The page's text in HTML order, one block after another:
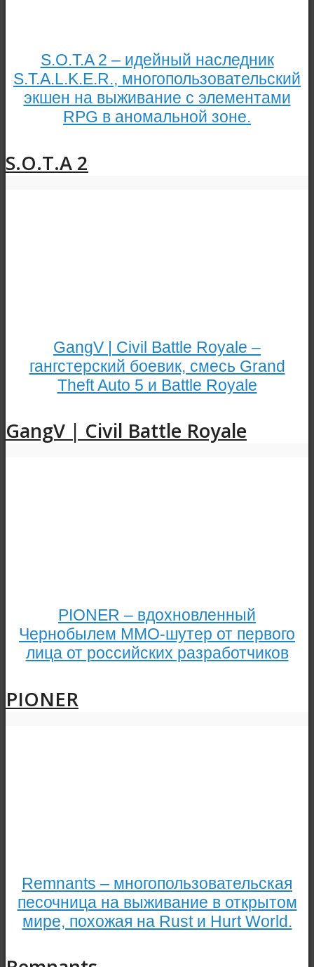
S.O.T.A 2 – идейный наследник
S.T.A.L.K.E.R., многопользовательский
экшен на выживание с элементами
RPG в аномальной зоне.
S.O.T.A 2
GangV | Civil Battle Royale –
гангстерский боевик, смесь Grand
Theft Auto 5 и Battle Royale
GangV | Civil Battle Royale
PIONER – вдохновленный
Чернобылем MMO-шутер от первого
лица от российских разработчиков
PIONER
Remnants – многопользовательская
песочница на выживание в открытом
мире, похожая на Rust и Hurt World.